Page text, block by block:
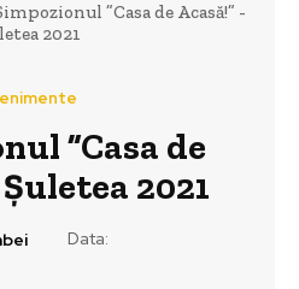
”Casa de Acasă!” -
2021
”Casa de
2021
Data: